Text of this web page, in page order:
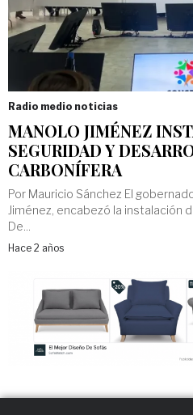
Radio medio noticias
MANOLO JIMÉNEZ
SEGURIDAD Y
CARBONÍFERA
Por Mauricio Sánchez El
Jiménez, encabezó la instalación
De...
Hace 2 años